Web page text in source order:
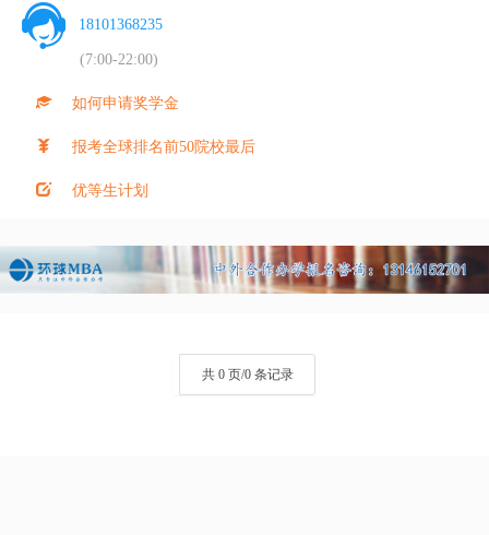
18101368235
(7:00-22:00)
如何申请奖学金
报考全球排名前50院校最后
优等生计划
共 0 页/0 条记录